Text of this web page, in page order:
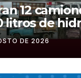
12
litros de
DE 2026